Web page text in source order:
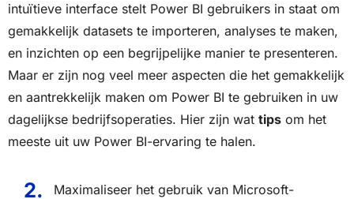
intuïtieve interface stelt Power BI gebruikers in staat om
gemakkelijk datasets te importeren, analyses te maken,
en inzichten op een begrijpelijke manier te presenteren.
Maar er zijn nog veel meer aspecten die het gemakkelijk
en aantrekkelijk maken om Power BI te gebruiken in uw
dagelijkse bedrijfsoperaties. Hier zijn wat tips om het
meeste uit uw Power BI-ervaring te halen.
Maximaliseer het gebruik van Microsoft-